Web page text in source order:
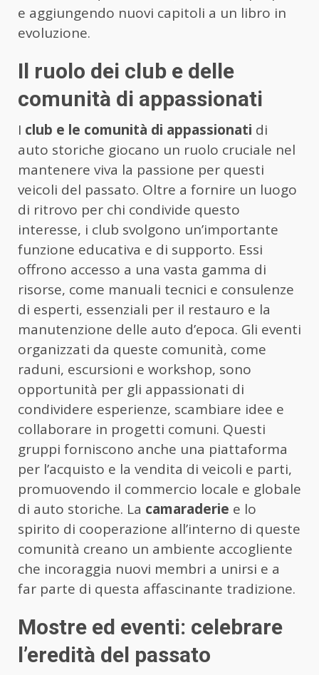
e aggiungendo nuovi capitoli a un libro in
evoluzione.
Il ruolo dei club e delle
comunità di appassionati
I club e le comunità di appassionati di
auto storiche giocano un ruolo cruciale nel
mantenere viva la passione per questi
veicoli del passato. Oltre a fornire un luogo
di ritrovo per chi condivide questo
interesse, i club svolgono un’importante
funzione educativa e di supporto. Essi
offrono accesso a una vasta gamma di
risorse, come manuali tecnici e consulenze
di esperti, essenziali per il restauro e la
manutenzione delle auto d’epoca. Gli eventi
organizzati da queste comunità, come
raduni, escursioni e workshop, sono
opportunità per gli appassionati di
condividere esperienze, scambiare idee e
collaborare in progetti comuni. Questi
gruppi forniscono anche una piattaforma
per l’acquisto e la vendita di veicoli e parti,
promuovendo il commercio locale e globale
di auto storiche. La camaraderie e lo
spirito di cooperazione all’interno di queste
comunità creano un ambiente accogliente
che incoraggia nuovi membri a unirsi e a
far parte di questa affascinante tradizione.
Mostre ed eventi: celebrare
l’eredità del passato